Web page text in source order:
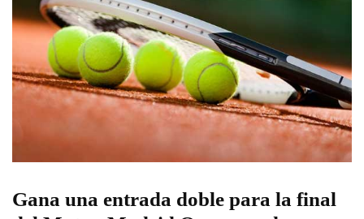
Gana una entrada doble para la final